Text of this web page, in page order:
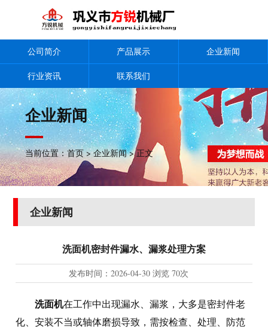
公司简介 产品展示 企业新闻
行业资讯 联系我们
企业新闻
当前位置：首页>企业新闻> 正文
企业新闻
洗面机密封件漏水、漏浆处理方案
发布时间： 2026-04-30 浏览 70次
洗面机在工作中出现漏水、漏浆，大多是密封件老
化、安装不当或轴体磨损导致，需按检查、处理、防范